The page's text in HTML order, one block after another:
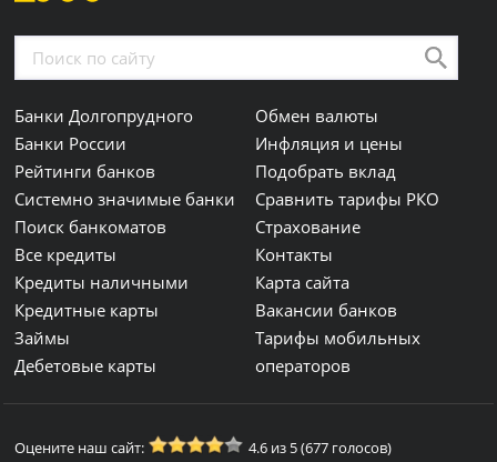
Банки Долгопрудного
Банки России
Рейтинги банков
Системно значимые банки
Поиск банкоматов
Все кредиты
Кредиты наличными
Кредитные карты
Займы
Дебетовые карты
Обмен валюты
Инфляция и цены
Подобрать вклад
Сравнить тарифы РКО
Страхование
Контакты
Карта сайта
Вакансии банков
Тарифы мобильных
операторов
Оцените наш сайт: 4.6 из 5 (677 голосов)